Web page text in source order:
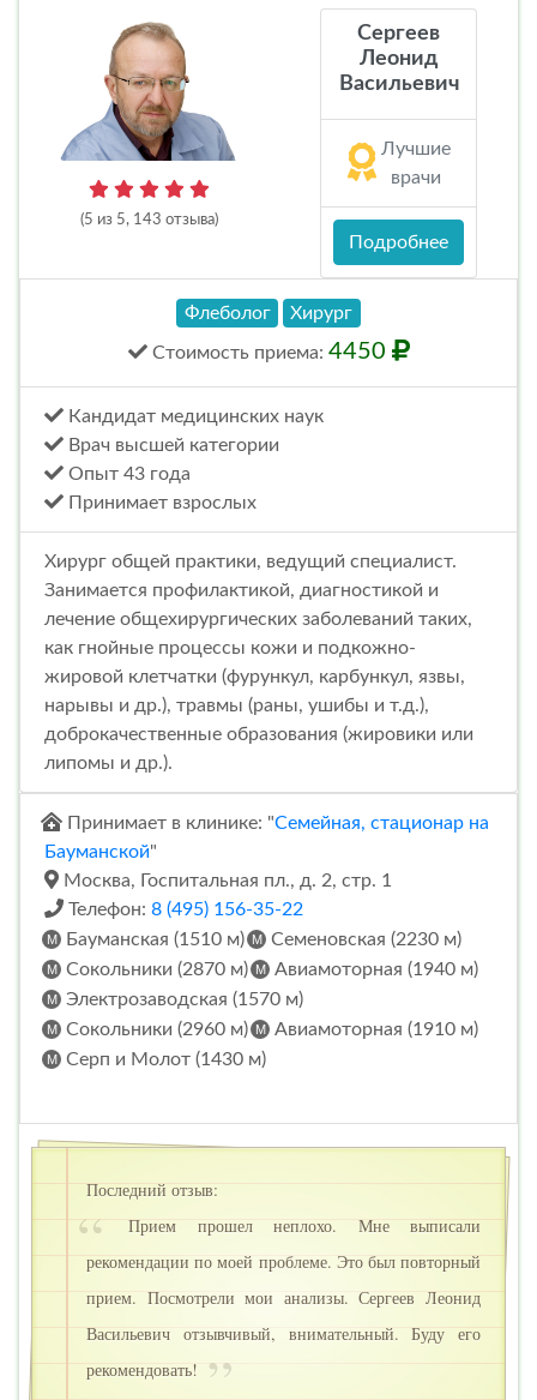
(5 из 5, 143 отзыва)
Сергеев
Леонид
Васильевич
Лучшие
врачи
Подробнее
Флеболог Хирург
Стоимость приема: 4450
Кандидат медицинских наук
Врач высшей категории
Опыт 43 года
Принимает взрослых
Хирург общей практики, ведущий специалист.
Занимается профилактикой, диагностикой и
лечение общехирургических заболеваний таких,
как гнойные процессы кожи и подкожно-
жировой клетчатки (фурункул, карбункул, язвы,
нарывы и др.), травмы (раны, ушибы и т.д.),
доброкачественные образования (жировики или
липомы и др.).
Принимает в клинике: "Семейная, стационар на
Бауманской"
Москва, Госпитальная пл., д. 2, стр. 1
Телефон: 8 (495) 156-35-22
Бауманская (1510 м)
Семеновская (2230 м)
Сокольники (2870 м)
Авиамоторная (1940 м)
Электрозаводская (1570 м)
Сокольники (2960 м)
Авиамоторная (1910 м)
Серп и Молот (1430 м)
Последний отзыв:
Прием прошел неплохо. Мне выписали
рекомендации по моей проблеме. Это был повторный
прием. Посмотрели мои анализы. Сергеев Леонид
Васильевич отзывчивый, внимательный. Буду его
рекомендовать!